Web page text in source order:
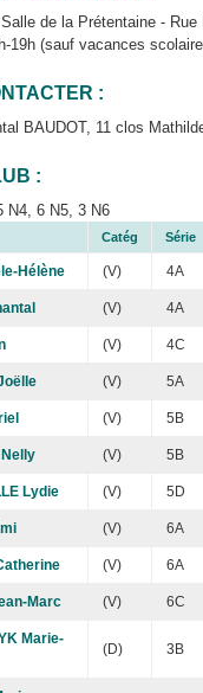
de la Prétentaine -
19h (sauf vacances
:
BAUDOT, 11 clos
:
N4, 6 N5, 3 N6
Catég Série
Hélène (V) 4A
(V) 4A
(V) 4C
(V) 5A
(V) 5B
(V) 5B
Lydie (V) 5D
(V) 6A
(V) 6A
Marc (V) 6C
Marie-
(D) 3B